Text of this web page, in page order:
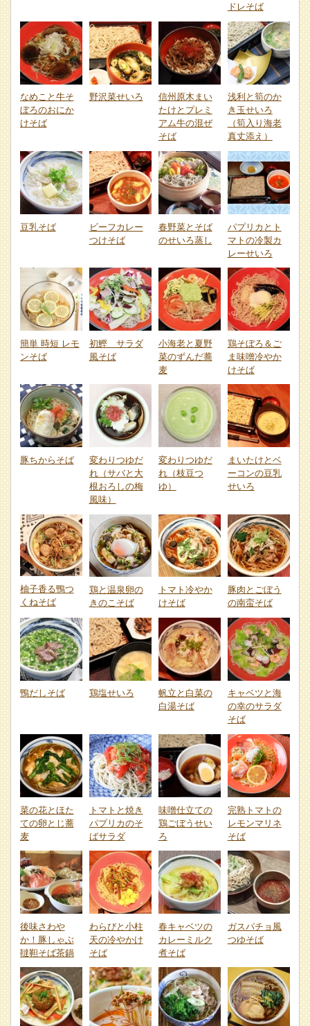
ドレそば
なめこと牛そ
ぼろのおにか
けそば
野沢菜せいろ
信州原木まい
たけとプレミ
アム牛の混ぜ
そば
浅利と筍のか
き玉せいろ
（筍入り海老
真丈添え）
豆乳そば
ビーフカレー
つけそば
春野菜とそば
のせいろ蒸し
パプリカとト
マトの冷製カ
レーせいろ
簡単 時短 レモ
ンそば
初鰹 サラダ
風そば
小海老と夏野
菜のずんだ蕎
麦
鶏そぼろ＆ご
ま味噌冷やか
けそば
豚ちからそば
変わりつゆだ
れ（サバと大
根おろしの梅
風味）
変わりつゆだ
れ（枝豆つ
ゆ）
まいたけとベ
ーコンの豆乳
せいろ
柚子香る鴨つ
くねそば
鶏と温泉卵の
きのこそば
トマト冷やか
けそば
豚肉とごぼう
の南蛮そば
鴨だしそば 鶏塩せいろ
帆立と白菜の
白湯そば
キャベツと海
の幸のサラダ
そば
菜の花とほた
ての卵とじ蕎
麦
トマトと焼き
パプリカのそ
ばサラダ
味噌仕立ての
鶏ごぼうせい
ろ
完熟トマトの
レモンマリネ
そば
後味さわや
か！豚しゃぶ
韃靼そば茶鍋
わらびと小柱
天の冷やかけ
そば
春キャベツの
カレーミルク
煮そば
ガスパチョ風
つゆそば